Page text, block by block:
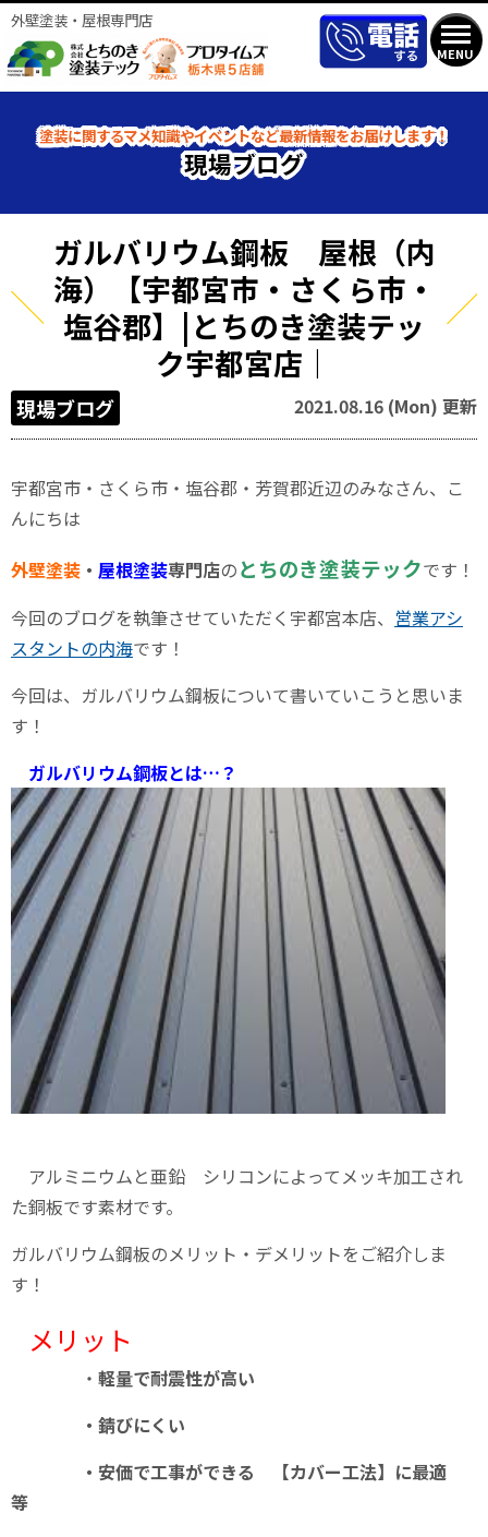
MENU
外壁塗装・屋根専門店
塗装に関するマメ知識やイベントなど最新情報をお届けします！
現場ブログ
ガルバリウム鋼板 屋根（内
海）【宇都宮市・さくら市・
塩谷郡】|とちのき塗装テッ
ク宇都宮店｜
現場ブログ 2021.08.16 (Mon) 更新
宇都宮市・さくら市・塩谷郡・芳賀郡近辺のみなさん、こ
んにちは
外壁塗装 ・ 屋根塗装専門店のとちのき塗装テックです！
今回のブログを執筆させていただく宇都宮本店、 営業アシ
スタントの内海です！
今回は、ガルバリウム鋼板について書いていこうと思いま
す！
ガルバリウム鋼板とは…？
アルミニウムと亜鉛 シリコンによってメッキ加工され
た銅板です素材です。
ガルバリウム鋼板のメリット・デメリットをご紹介しま
す！
メリット
・ 軽量で耐震性が高い
・錆びにくい
・安価で工事ができる 【カバー工法】に最適
等